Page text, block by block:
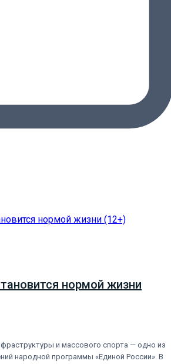
нормой жизни
и массового спорта — одно из
народной программы «Единой России». В